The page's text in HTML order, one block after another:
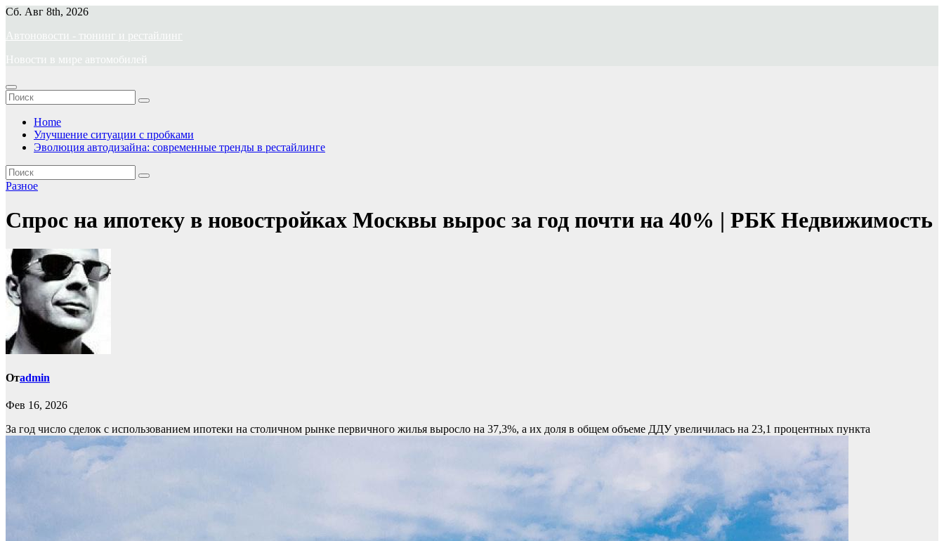
Перейти
содержимому
Сб. Авг 8th, 2026
Автоновости - тюнинг и рестайлинг
Новости в мире автомобилей
Home
Улучшение ситуации с пробками
Эволюция автодизайна: современные тренды в рестайлинге
Разное
Спрос на ипотеку в новостройках Москвы вырос за год почти на 40% | РБК Недвижимость
Отadmin
Фев 16, 2026
За год число сделок с использованием ипотеки на столичном рынке первичного жилья выросло на 37,3%, а их доля в общем объеме ДДУ увеличилась на 23,1 процентных пункта